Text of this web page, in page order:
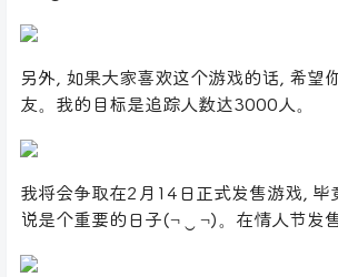
另外, 如果大家喜欢这个游戏的话, 希望
友。我的目标是追踪人数达3000人。
我将会争取在2月14日正式发售游戏, 毕
说是个重要的日子(¬ ‿ ¬)。在情人节发